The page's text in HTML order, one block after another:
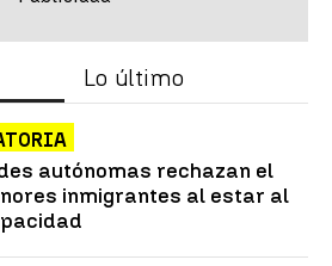
Lo último
autónomas rechazan el
inmigrantes al estar al